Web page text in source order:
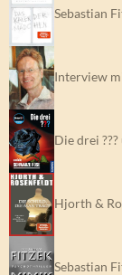
Sebastian
Interview
Die drei
Hjorth &
Sebastian